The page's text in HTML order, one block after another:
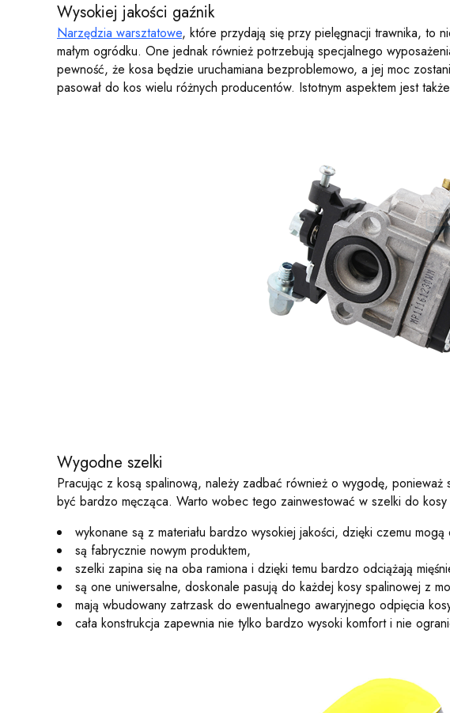
Wysokiej jakości gaźnik
Narzędzia warsztatowe, które przydają się przy pielęgnacji trawnika, to
małym ogródku. One jednak również potrzebują specjalnego
pewność, że kosa będzie uruchamiana bezproblemowo, a jej moc
pasował do kos wielu różnych producentów. Istotnym aspektem jest
Wygodne szelki
Pracując z kosą spalinową, należy zadbać również o wygodę,
być bardzo męcząca. Warto wobec tego zainwestować w szelki do
wykonane są z materiału bardzo wysokiej jakości, dzięki czemu mogą
są fabrycznie nowym produktem,
szelki zapina się na oba ramiona i dzięki temu bardzo odciążają
są one uniwersalne, doskonale pasują do każdej kosy spalinowej z
mają wbudowany zatrzask do ewentualnego awaryjnego odpięcia
cała konstrukcja zapewnia nie tylko bardzo wysoki komfort i nie